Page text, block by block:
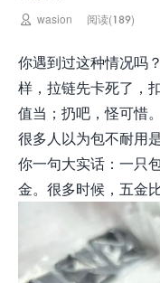
 wasion 阅读(189)
你遇到过这种情况吗
样，拉链先卡死了，
值当；扔吧，怪可惜。
很多人以为包不耐用
你一句大实话：一只
金。很多时候，五金比